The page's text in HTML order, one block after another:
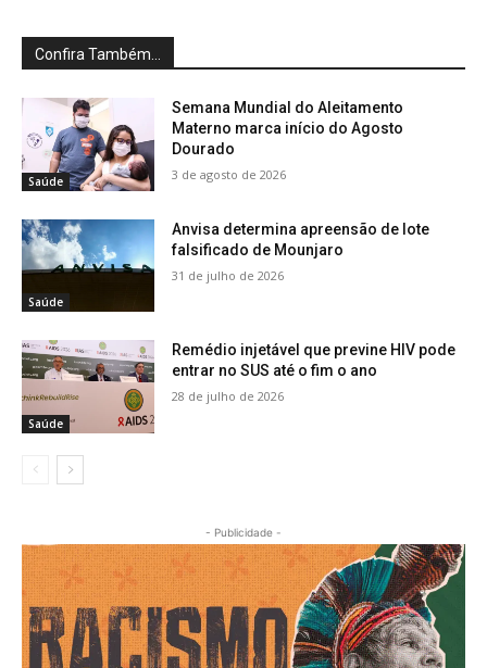
Confira Também...
Saúde
Semana Mundial do Aleitamento
Materno marca início do Agosto
Dourado
3 de agosto de 2026
Saúde
Anvisa determina apreensão de lote
falsificado de Mounjaro
31 de julho de 2026
Saúde
Remédio injetável que previne HIV pode
entrar no SUS até o fim o ano
28 de julho de 2026
- Publicidade -